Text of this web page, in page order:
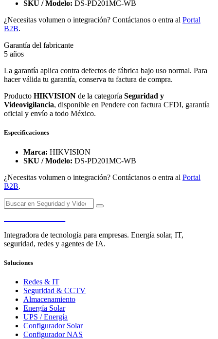
SKU / Modelo: DS-PD201MC-WB
¿Necesitas volumen o integración? Contáctanos o entra al Portal
B2B.
Garantía del fabricante
5 años
La garantía aplica contra defectos de fábrica bajo uso normal. Para
hacer válida tu garantía, conserva tu factura de compra.
Producto HIKVISION de la categoría Seguridad y
Videovigilancia, disponible en Pendere con factura CFDI, garantía
oficial y envío a todo México.
Especificaciones
Marca: HIKVISION
SKU / Modelo: DS-PD201MC-WB
¿Necesitas volumen o integración? Contáctanos o entra al Portal
B2B.
Integradora de tecnología para empresas. Energía solar, IT,
seguridad, redes y agentes de IA.
Soluciones
Redes & IT
Seguridad & CCTV
Almacenamiento
Energía Solar
UPS / Energía
Configurador Solar
Configurador NAS